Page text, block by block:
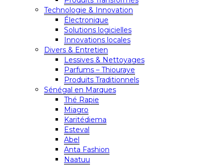
Technologie & Innovation
Électronique
Solutions logicielles
Innovations locales
Divers & Entretien
Lessives & Nettoyages
Parfums – Thiouraye
Produits Traditionnels
Sénégal en Marques
Thé Rapie
Miagro
Karitédiema
Esteval
Abel
Anta Fashion
Naatuu